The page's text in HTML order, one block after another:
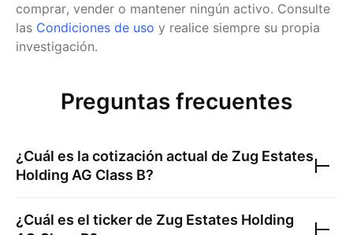
comprar, vender o mantener ningún activo. Consulte
las Condiciones de uso y realice siempre su propia
investigación.
Preguntas frecuentes
¿Cuál es la cotización actual de Zug Estates
Holding AG Class B?
¿Cuál es el ticker de Zug Estates Holding